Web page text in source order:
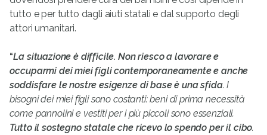
tutto e per tutto dagli aiuti statali e dal supporto degli
attori umanitari.
“La situazione è difficile. Non riesco a lavorare e
occuparmi dei miei figli contemporaneamente e anche
soddisfare le nostre esigenze di base è una sfida. I
bisogni dei miei figli sono costanti: beni di prima necessità
come pannolini e vestiti per i più piccoli sono essenziali.
Tutto il sostegno statale che ricevo lo spendo per il cibo.